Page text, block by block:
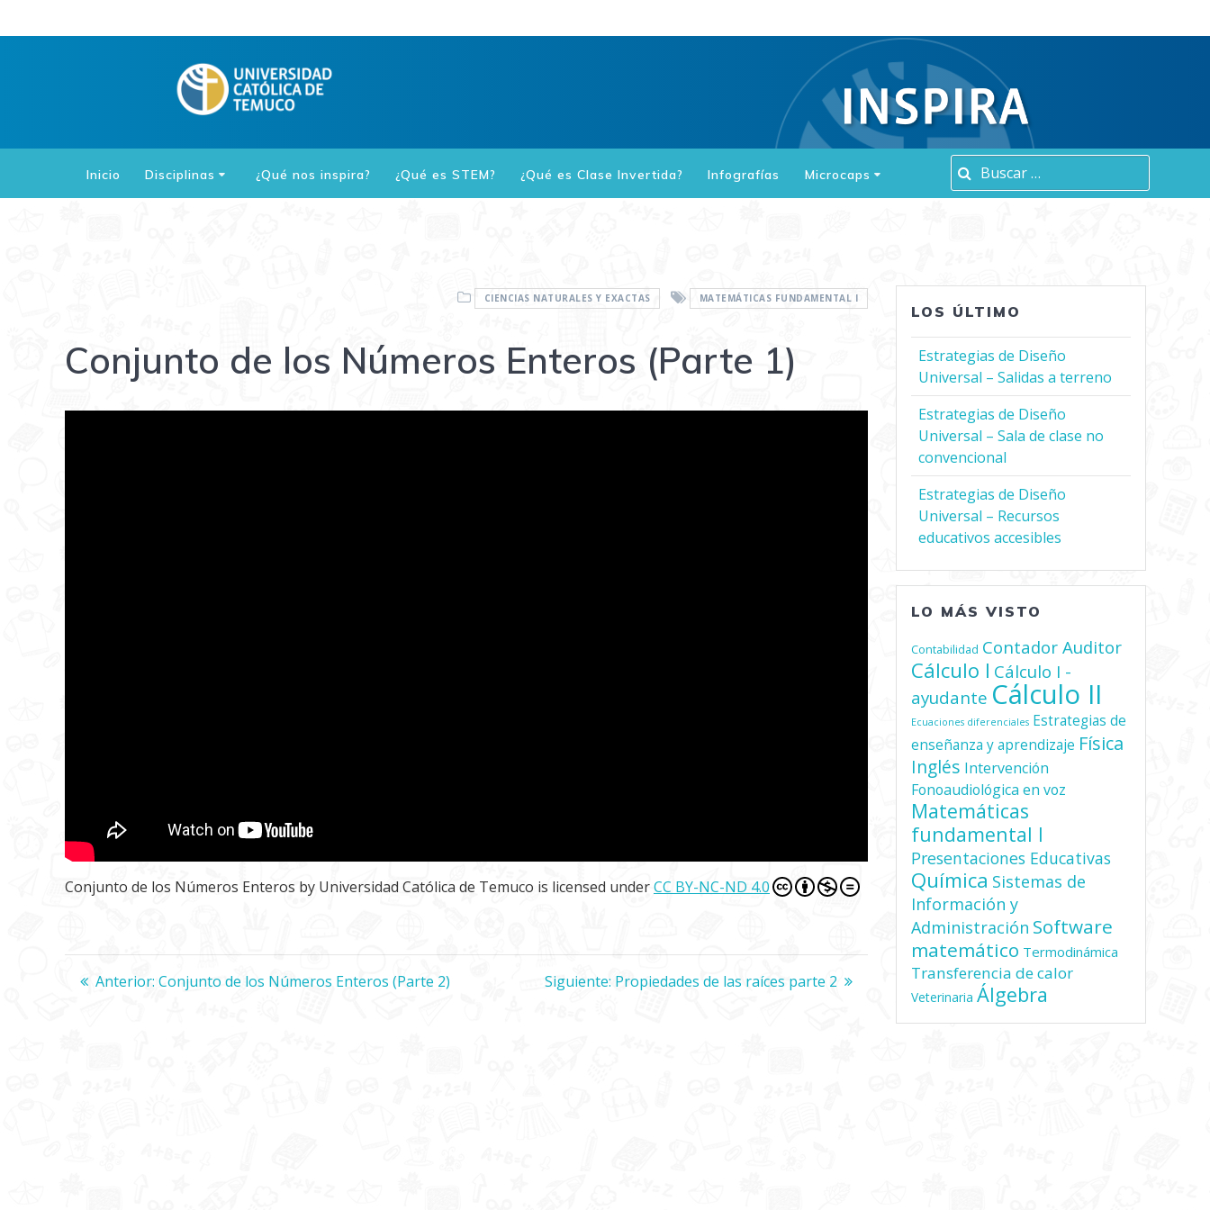
al
Inicio Disciplinas ¿Qué nos inspira? ¿Qué es STEM? ¿Qué es Clase Invertida? Infografías Microcaps
CIENCIAS NATURALES Y EXACTAS MATEMÁTICAS FUNDAMENTAL I
Conjunto de los Números Enteros (Parte 1)
Conjunto de los Números Enteros by Universidad Católica de Temuco is licensed underCC BY-NC-ND 4.0
Navegación
Anterior: Entrada
Conjunto de los Números Enteros (Parte 2) Siguiente: Siguiente
Propiedades de las raíces parte 2
LOS ÚLTIMO
Estrategias de Diseño
Universal – Salidas a terreno
Estrategias de Diseño
Universal – Sala de clase no
convencional
Estrategias de Diseño
Universal – Recursos
educativos accesibles
LO MÁS VISTO
Contabilidad Contador Auditor
Cálculo I Cálculo I -
ayudante Cálculo II
Ecuaciones diferenciales Estrategias de
enseñanza y aprendizaje Física
Inglés Intervención
Fonoaudiológica en voz
Matemáticas
fundamental I
Presentaciones Educativas
Química Sistemas de
Información y
Administración Software
matemático Termodinámica
Transferencia de calor
Veterinaria Álgebra